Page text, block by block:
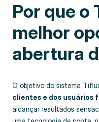
Por que o
melhor
abertura
O objetivo do sistema
clientes e dos usuários
alcançar resultados